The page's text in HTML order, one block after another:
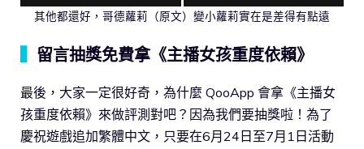
其他都還好，哥德蘿莉（原文）變小蘿莉實在是差得有點遠
留言抽獎免費拿《主播女孩重度依賴》
最後，大家一定很好奇，為什麼 QooApp 會拿《主播女
孩重度依賴》來做評測對吧？因為我們要抽獎啦！為了
慶祝遊戲追加繁體中文，只要在6月24日至7月1日活動